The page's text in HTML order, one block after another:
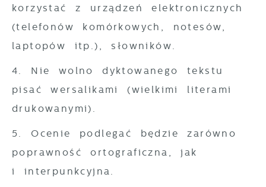
korzystać z urządzeń elektronicznych
(telefonów komórkowych, notesów,
laptopów itp.), słowników.
4. Nie wolno dyktowanego tekstu
pisać wersalikami (wielkimi literami
drukowanymi).
5. Ocenie podlegać będzie zarówno
poprawność ortograficzna, jak
i interpunkcyjna.